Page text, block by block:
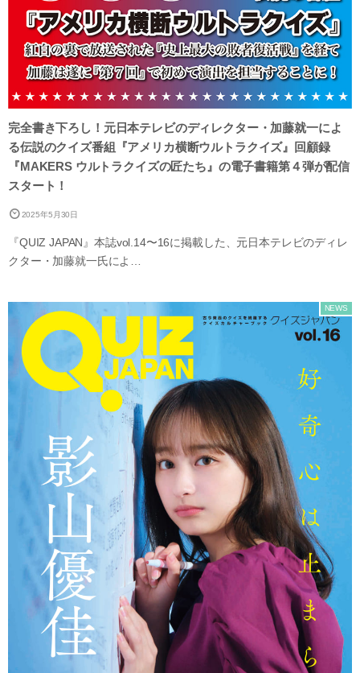
完全書き下ろし！元日本テレビのディレクター・加藤就一によ
る伝説のクイズ番組『アメリカ横断ウルトラクイズ』回顧録
『MAKERS ウルトラクイズの匠たち』の電子書籍第４弾が配信
スタート！
2025年5月30日
『QUIZ JAPAN』本誌vol.14〜16に掲載した、元日本テレビのディレ
クター・加藤就一氏によ…
NEWS